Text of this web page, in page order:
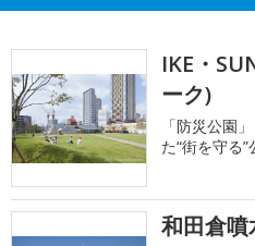
IKE・
ーク)
「防災公園
た“街を守る”
和田倉噴